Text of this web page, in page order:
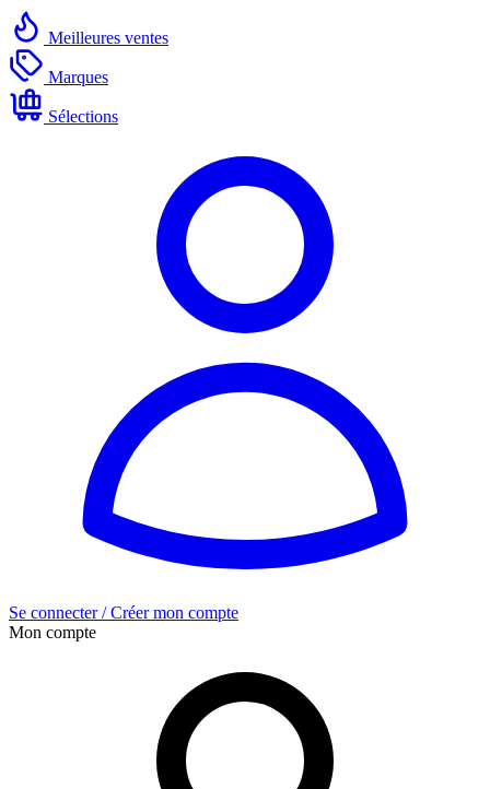
Meilleures ventes
Marques
Sélections
Se connecter / Créer mon compte
Mon compte